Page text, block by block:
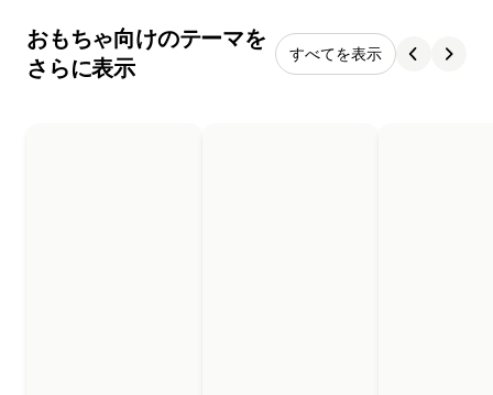
おもちゃ向けのテーマを
さらに表示
すべてを表示